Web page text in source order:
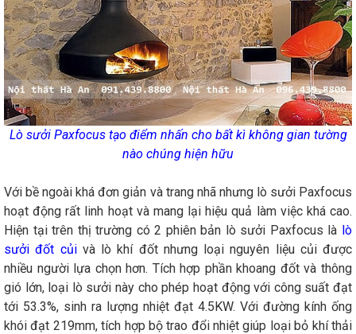
Lò sưởi Paxfocus tạo điểm nhấn cho bất kì không gian tường
nào chúng hiện hữu
Với bề ngoài khá đơn giản và trang nhã nhưng lò sưởi Paxfocus
hoạt động rất linh hoạt và mang lại hiệu quả làm việc khá cao.
Hiện tại trên thị trường có 2 phiên bản lò sưởi Paxfocus là lò
sưởi đốt củivà lò khí đốt nhưng loại nguyên liệu củi được
nhiều người lựa chọn hơn. Tích hợp phần khoang đốt và thông
gió lớn, loại lò sưởi này cho phép hoạt động với công suất đạt
tới 53.3%, sinh ra lượng nhiệt đạt 4.5KW. Với đường kính ống
khói đạt 219mm, tích hợp bộ trao đổi nhiệt giúp loại bỏ khí thải